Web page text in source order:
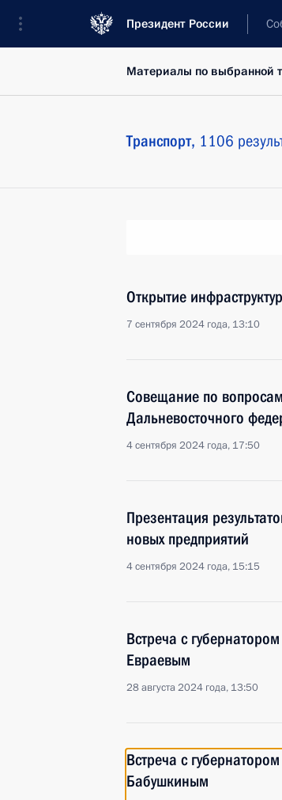
Президент России
Материалы по выбранной
Транспорт, 1106
Открытие
7 сентября 2024 года, 13:10
Совещание по
Дальневосточного
4 сентября 2024 года, 17:50
Презентация
новых предприятий
4 сентября 2024 года, 15:15
Встреча с
Евраевым
28 августа 2024 года, 13:50
Встреча с
Бабушкиным